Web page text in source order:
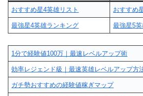
おすすめ星4英雄リスト おすすめ
最強星4英雄ランキング 最強星5
1分で経験値100万｜最速レベルアップ術
効率レジェンド級｜最速英雄レベルアップ方
ガチ勢おすすめの経験値稼ぎマップ